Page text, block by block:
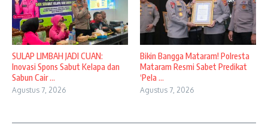
SULAP LIMBAH JADI CUAN:
Inovasi Spons Sabut Kelapa dan
Sabun Cair ...
Agustus 7, 2026
Bikin Bangga Mataram! Polresta
Mataram Resmi Sabet Predikat
‘Pela ...
Agustus 7, 2026